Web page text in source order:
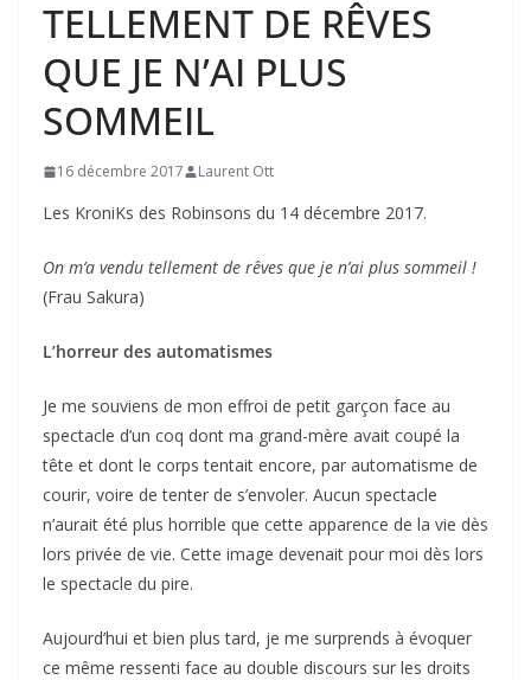
TELLEMENT DE RÊVES
QUE JE N’AI PLUS
SOMMEIL
16 décembre 2017 Laurent Ott
Les KroniKs des Robinsons du 14 décembre 2017.
On m’a vendu tellement de rêves que je n’ai plus sommeil !
(Frau Sakura)
L’horreur des automatismes
Je me souviens de mon effroi de petit garçon face au
spectacle d’un coq dont ma grand-mère avait coupé la
tête et dont le corps tentait encore, par automatisme de
courir, voire de tenter de s’envoler. Aucun spectacle
n’aurait été plus horrible que cette apparence de la vie dès
lors privée de vie. Cette image devenait pour moi dès lors
le spectacle du pire.
Aujourd’hui et bien plus tard, je me surprends à évoquer
ce même ressenti face au double discours sur les droits